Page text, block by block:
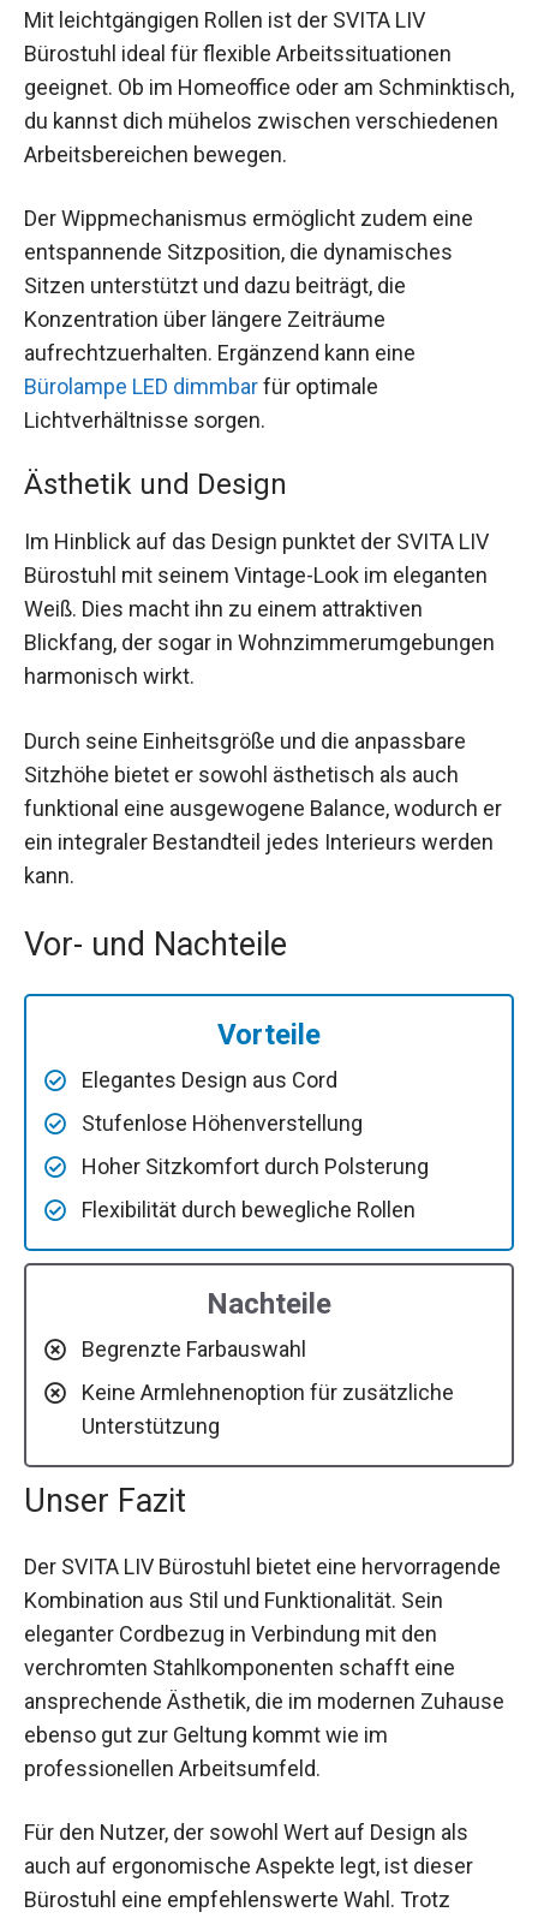
Mit leichtgängigen Rollen ist der SVITA LIV
Bürostuhl ideal für flexible Arbeitssituationen
geeignet. Ob im Homeoffice oder am Schminktisch,
du kannst dich mühelos zwischen verschiedenen
Arbeitsbereichen bewegen.
Der Wippmechanismus ermöglicht zudem eine
entspannende Sitzposition, die dynamisches
Sitzen unterstützt und dazu beiträgt, die
Konzentration über längere Zeiträume
aufrechtzuerhalten. Ergänzend kann eine
Bürolampe LED dimmbarfür optimale
Lichtverhältnisse sorgen.
Ästhetik und Design
Im Hinblick auf das Design punktet der SVITA LIV
Bürostuhl mit seinem Vintage-Look im eleganten
Weiß. Dies macht ihn zu einem attraktiven
Blickfang, der sogar in Wohnzimmerumgebungen
harmonisch wirkt.
Durch seine Einheitsgröße und die anpassbare
Sitzhöhe bietet er sowohl ästhetisch als auch
funktional eine ausgewogene Balance, wodurch er
ein integraler Bestandteil jedes Interieurs werden
kann.
Vor- und Nachteile
Vorteile
Elegantes Design aus Cord
Stufenlose Höhenverstellung
Hoher Sitzkomfort durch Polsterung
Flexibilität durch bewegliche Rollen
Nachteile
Begrenzte Farbauswahl
Keine Armlehnenoption für zusätzliche
Unterstützung
Unser Fazit
Der SVITA LIV Bürostuhl bietet eine hervorragende
Kombination aus Stil und Funktionalität. Sein
eleganter Cordbezug in Verbindung mit den
verchromten Stahlkomponenten schafft eine
ansprechende Ästhetik, die im modernen Zuhause
ebenso gut zur Geltung kommt wie im
professionellen Arbeitsumfeld.
Für den Nutzer, der sowohl Wert auf Design als
auch auf ergonomische Aspekte legt, ist dieser
Bürostuhl eine empfehlenswerte Wahl. Trotz